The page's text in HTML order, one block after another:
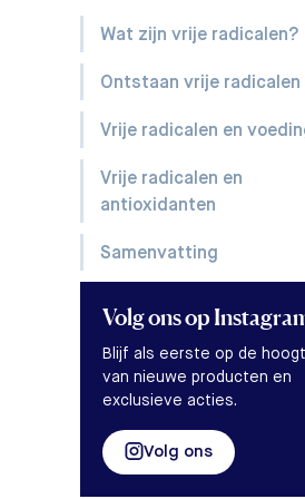
Wat zijn vrije radicalen?
Ontstaan vrije radicalen
Vrije radicalen en
Vrije radicalen en
antioxidanten
Samenvatting
Volg onsop
Blijf als eerste op de
van nieuwe producten en
exclusieve acties.
Volg ons